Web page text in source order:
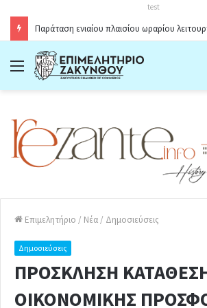
test
Menu
Επιμελητήριο / Νέα / Δημοσιεύσεις
Δημοσιεύσεις
ΠΡΟΣΚΛΗΣΗ
ΟΙΚΟΝΟΜΙΚΗΣ